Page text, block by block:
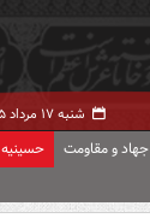
شنبه ۱۷ مرداد ۱۴۰۵ -
جهاد و مقاومت حسینیه